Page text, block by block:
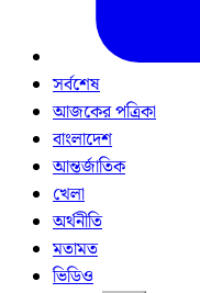
সর্বশেষ
আজকের পত্রিকা
বাংলাদেশ
আন্তর্জাতিক
খেলা
অর্থনীতি
মতামত
ভিডিও